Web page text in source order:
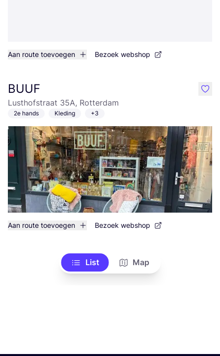
Aan route toevoegen Bezoek webshop
BUUF
Lusthofstraat 35A, Rotterdam
2e hands Kleding +3
Aan route toevoegen Bezoek webshop
like
List Map